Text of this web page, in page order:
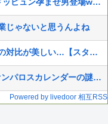
じゃないと思うんよね
【ウマ娘】同じ女性トレーナーでも運命の対比が美しい…【スタブロ第63話】
【崩壊スターレイル】4.7ってちょうどオンパロスカレンダーの謎の印の日にリリースなりそうだから、オンパロス復活か?
Powered by livedoor 相互RSS